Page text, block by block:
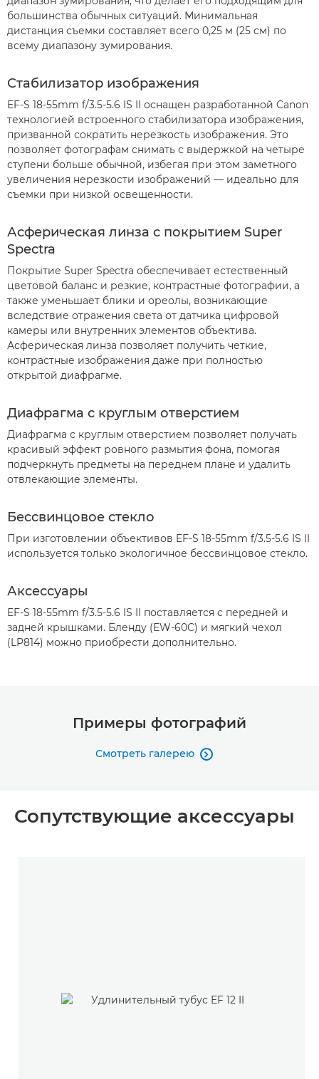
большинства обычных ситуаций. Минимальная
дистанция съемки составляет всего 0,25 м (25 см) по
всему диапазону зумирования.
Стабилизатор изображения
EF-S 18-55mm f/3.5-5.6 IS II оснащен разработанной Canon
технологией встроенного стабилизатора изображения,
призванной сократить нерезкость изображения. Это
позволяет фотографам снимать с выдержкой на четыре
ступени больше обычной, избегая при этом заметного
увеличения нерезкости изображений — идеально для
съемки при низкой освещенности.
Асферическая линза с покрытием Super
Spectra
Покрытие Super Spectra обеспечивает естественный
цветовой баланс и резкие, контрастные фотографии, а
также уменьшает блики и ореолы, возникающие
вследствие отражения света от датчика цифровой
камеры или внутренних элементов объектива.
Асферическая линза позволяет получить четкие,
контрастные изображения даже при полностью
открытой диафрагме.
Диафрагма с круглым отверстием
Диафрагма с круглым отверстием позволяет получать
красивый эффект ровного размытия фона, помогая
подчеркнуть предметы на переднем плане и удалить
отвлекающие элементы.
Бессвинцовое стекло
При изготовлении объективов EF-S 18-55mm f/3.5-5.6 IS II
используется только экологичное бессвинцовое стекло.
Аксессуары
EF-S 18-55mm f/3.5-5.6 IS II поставляется с передней и
задней крышками. Бленду (EW-60C) и мягкий чехол
(LP814) можно приобрести дополнительно.
Примеры фотографий
Смотреть галерею 
Сопутствующие аксессуары